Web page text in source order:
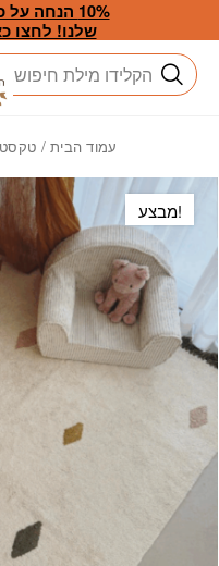
Skip to Content
10% הנחה
שלנו! לחצו
חיפוש
עמוד הבית/
מבצע!